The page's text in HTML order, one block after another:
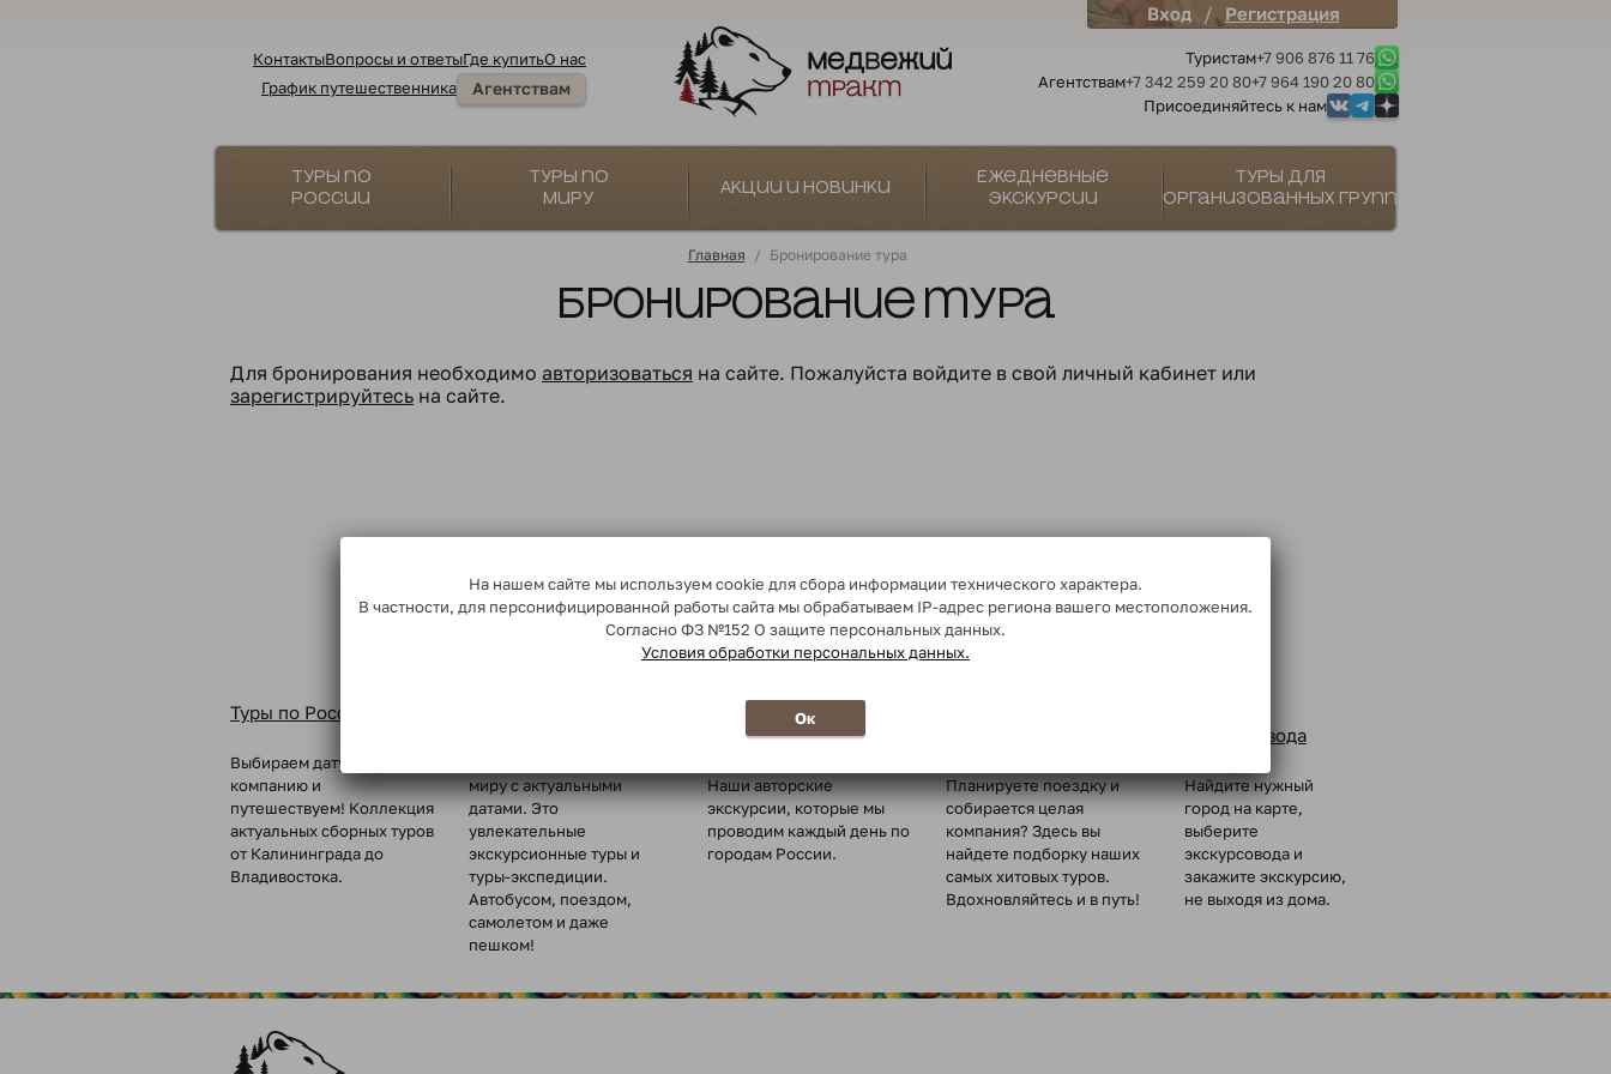
Вход / Регистрация
КонтактыВопросы и ответыГде купитьО нас
График путешественника
Агентствам
Туристам+7 906 876 11 76
Агентствам+7 342 259 20 80+7 964 190 20 80
Присоединяйтесь к нам
Туры по
России
Туры по
миру
Акции и новинки
Ежедневные
экскурсии
Туры для
организованных групп
Главная / Бронирование тура
Бронирование тура
Для бронирования необходимо авторизоваться на сайте. Пожалуйста войдите в свой личный кабинет или
зарегистрируйтесь на сайте.
Туры по России
Выбираем дату, собираем
компанию и
путешествуем! Коллекция
актуальных сборных туров
от Калининграда до
Владивостока.
миру с актуальными
датами. Это
увлекательные
экскурсионные туры и
туры-экспедиции.
Автобусом, поездом,
самолетом и даже
пешком!
Ежедневные
экскурсии
Наши авторские
экскурсии, которые мы
проводим каждый день по
городам России.
Планируете поездку и
собирается целая
компания? Здесь вы
найдете подборку наших
самых хитовых туров.
Вдохновляйтесь и в путь!
экскурсовода
Найдите нужный
город на карте,
выберите
экскурсовода и
закажите экскурсию,
не выходя из дома.
На нашем сайте мы используем cookie для сбора информации технического характера.
В частности, для персонифицированной работы сайта мы обрабатываем IP-адрес региона вашего местоположения.
Согласно ФЗ №152 О защите персональных данных.
Условия обработки персональных данных.
Ок